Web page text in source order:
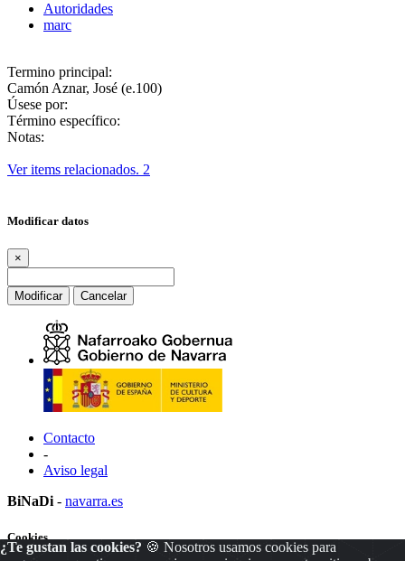
Autoridades
marc
Termino principal:
Camón Aznar, José (e.100)
Úsese por:
Término específico:
Notas:
Ver items relacionados. 2
Modificar datos
×
Modificar Cancelar
Contacto
-
Aviso legal
BiNaDi - navarra.es
¿Te gustan las cookies? 🍪 Nosotros usamos cookies para
Cookies